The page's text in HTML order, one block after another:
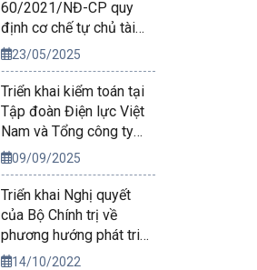
60/2021/NĐ-CP quy
định cơ chế tự chủ tài
chính của đơn vị sự
nghiệp công lập
23/05/2025
Triển khai kiểm toán tại
Tập đoàn Điện lực Việt
Nam và Tổng công ty
Phát điện 2
09/09/2025
Triển khai Nghị quyết
của Bộ Chính trị về
phương hướng phát triển
kinh tế xã hội và bảo
14/10/2022